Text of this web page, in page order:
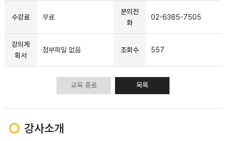
수강료 무료
문의전
화
02-6385-7505
강의계
획서
첨부파일 없음 조회수 557
교육 종료 목록
강사소개